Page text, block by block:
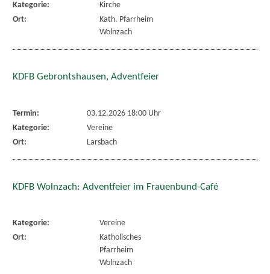
Kategorie:
Kirche
Ort:
Kath. Pfarrheim
Wolnzach
KDFB Gebrontshausen, Adventfeier
Termin:
03.12.2026 18:00 Uhr
Kategorie:
Vereine
Ort:
Larsbach
KDFB Wolnzach: Adventfeier im Frauenbund-Café
Kategorie:
Vereine
Ort:
Katholisches
Pfarrheim
Wolnzach